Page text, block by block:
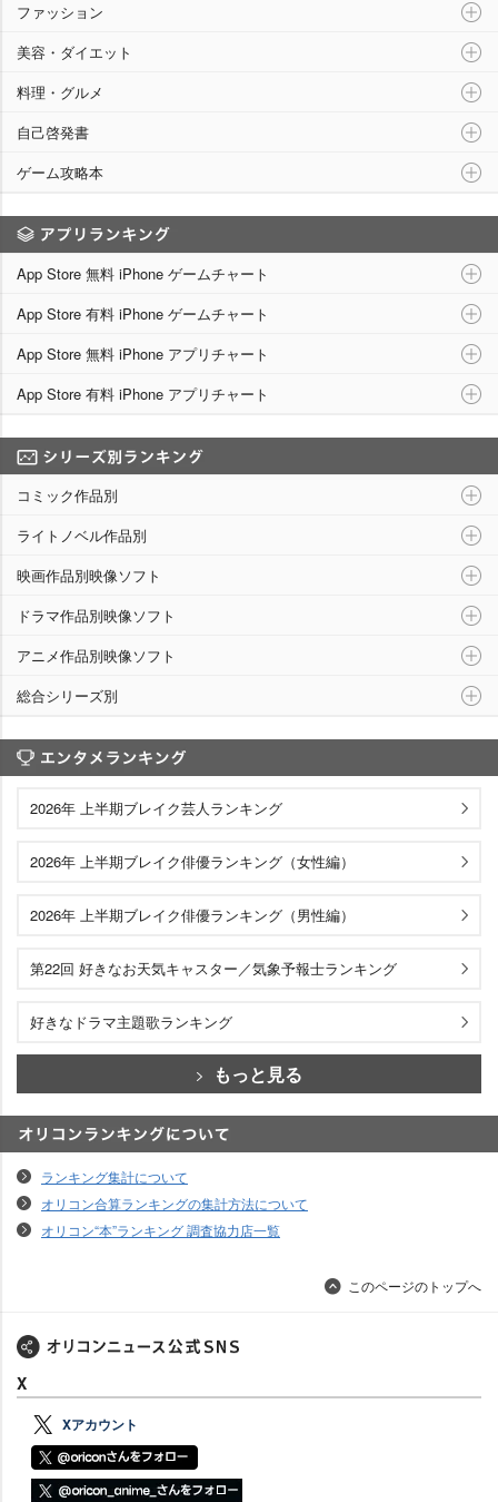
ファッション
美容・ダイエット
料理・グルメ
自己啓発書
ゲーム攻略本
App Store 無料 iPhone ゲームチャート
App Store 有料 iPhone ゲームチャート
App Store 無料 iPhone アプリチャート
App Store 有料 iPhone アプリチャート
コミック作品別
ライトノベル作品別
映画作品別映像ソフト
ドラマ作品別映像ソフト
アニメ作品別映像ソフト
総合シリーズ別
2026年 上半期ブレイク芸人ランキング
2026年 上半期ブレイク俳優ランキング（女性編）
2026年 上半期ブレイク俳優ランキング（男性編）
第22回 好きなお天気キャスター／気象予報士ランキング
好きなドラマ主題歌ランキング
もっと見る
ランキング集計について
オリコン合算ランキングの集計方法について
オリコン“本”ランキング 調査協力店一覧
このページのトップへ
X
Xアカウント